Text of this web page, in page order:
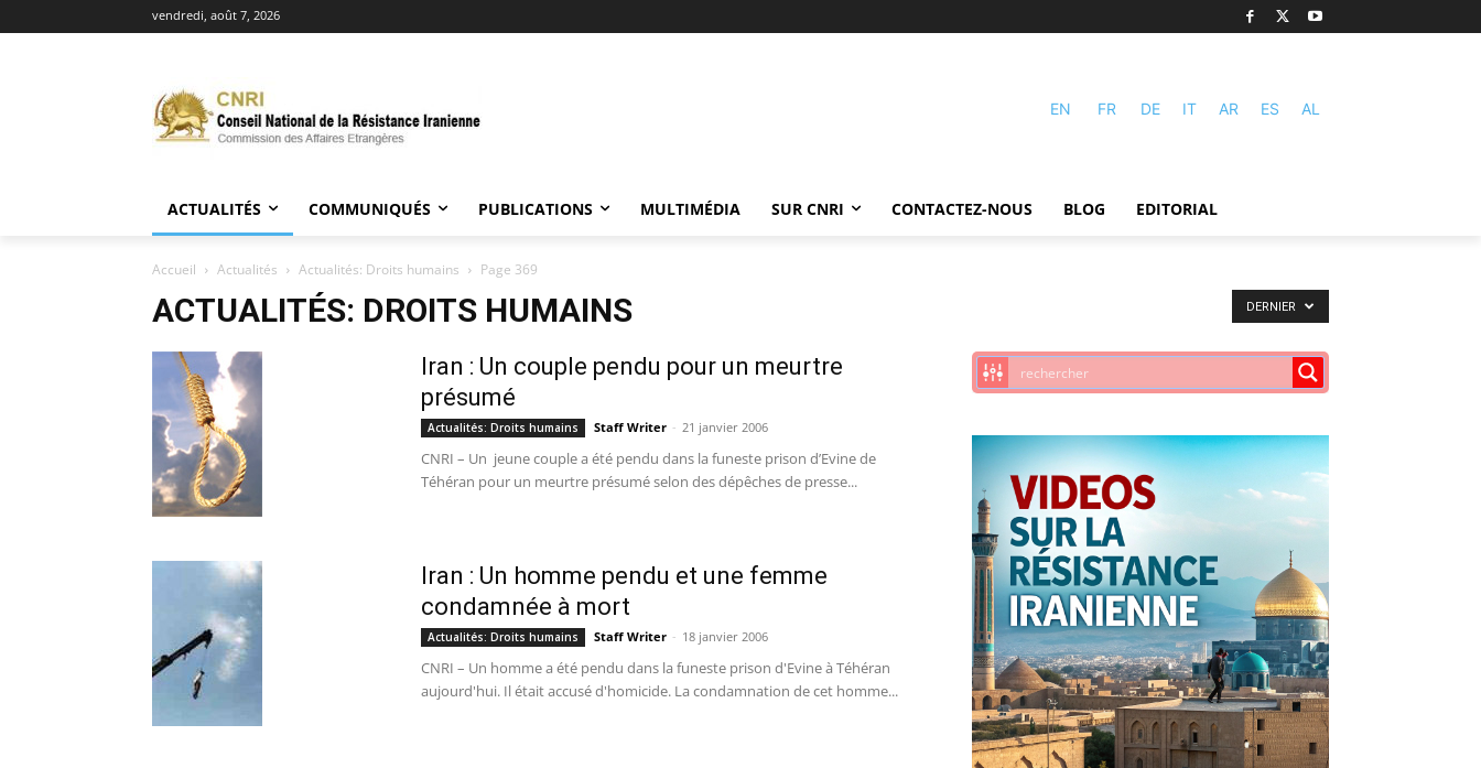
vendredi, août 7, 2026
EN FR DE IT AR ES AL
ACTUALITÉS COMMUNIQUÉS PUBLICATIONS MULTIMÉDIA SUR CNRI CONTACTEZ-NOUS BLOG EDITORIAL
Accueil Actualités Actualités: Droits humains Page 369
ACTUALITÉS: DROITS HUMAINS DERNIER
Iran : Un couple pendu pour un meurtre
présumé
Actualités: Droits humains Staff Writer - 21 janvier 2006
CNRI – Un jeune couple a été pendu dans la funeste prison d’Evine de
Téhéran pour un meurtre présumé selon des dépêches de presse...
Iran : Un homme pendu et une femme
condamnée à mort
Actualités: Droits humains Staff Writer - 18 janvier 2006
CNRI – Un homme a été pendu dans la funeste prison d'Evine à Téhéran
aujourd'hui. Il était accusé d'homicide. La condamnation de cet homme...